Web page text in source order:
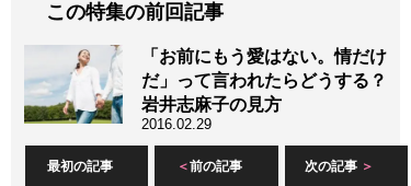
この特集の前回記事
「お前にもう愛はない。情だけ
だ」って言われたらどうする？
岩井志麻子の見方
2016.02.29
最初の記事 前の記事 次の記事